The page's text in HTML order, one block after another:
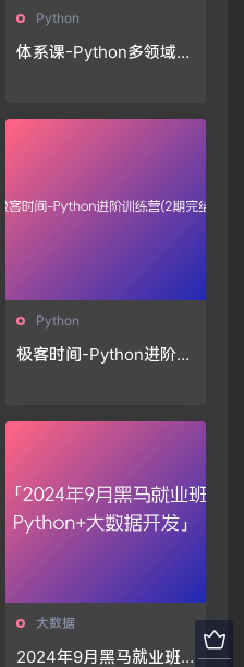
Python
体系课-Python多领域工
Python
极客时间-Python进阶训
大数据
2024年9月黑马就业班p